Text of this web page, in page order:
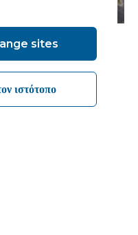
στο British Journal of
το
για να
αργότερα
sites
ιστότοπο